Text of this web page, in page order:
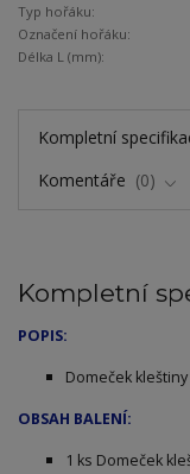
Typ hořáku:
Označení hořáku:
Délka L (mm):
Kompletní
Komentáře
0
Kompletní
POPIS:
Domeček kleštiny
OBSAH BALENÍ:
1 ks Domeček